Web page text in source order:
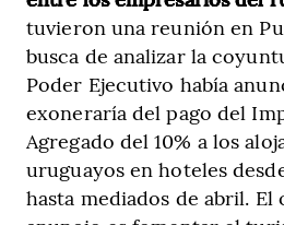
tuvieron una reunión en
busca de analizar la
Poder Ejecutivo había
exoneraría del pago del
Agregado del 10% a los
uruguayos en hoteles
hasta mediados de abril. El